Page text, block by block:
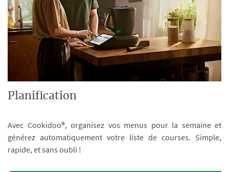
Planification
Avec Cookidoo®, organisez vos menus pour la semaine et
générez automatiquement votre liste de courses. Simple,
rapide, et sans oubli !